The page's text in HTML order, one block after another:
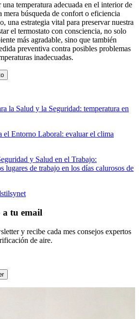
temperatura adecuada en el interior de
mera búsqueda de confort o eficiencia
una estrategia vital para preservar nuestra
el termostato con consciencia, no solo
más agradable, sino que también
preventiva contra posibles problemas
inadecuadas.
la Salud y la Seguridad: temperatura en
el Entorno Laboral: evaluar el clima
y Salud en el Trabajo:
lugares de trabajo en los días calurosos de
a tu email
y recibe cada mes consejos expertos
de aire.